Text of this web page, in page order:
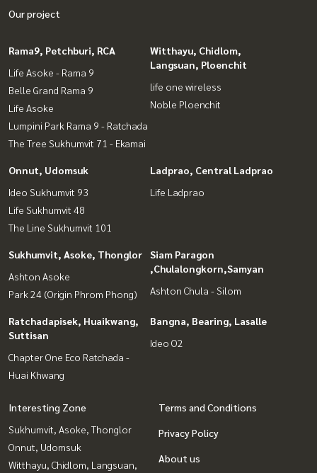
Our project
Rama9, Petchburi, RCA
Life Asoke - Rama 9
Belle Grand Rama 9
Life Asoke
Lumpini Park Rama 9 - Ratchada
The Tree Sukhumvit 71 - Ekamai
Witthayu, Chidlom,
Langsuan, Ploenchit
life one wireless
Noble Ploenchit
Onnut, Udomsuk
Ideo Sukhumvit 93
Life Sukhumvit 48
The Line Sukhumvit 101
Ladprao, Central Ladprao
Life Ladprao
Sukhumvit, Asoke, Thonglor
Ashton Asoke
Park 24 (Origin Phrom Phong)
Siam Paragon
,Chulalongkorn,Samyan
Ashton Chula - Silom
Ratchadapisek, Huaikwang,
Suttisan
Chapter One Eco Ratchada -
Huai Khwang
Bangna, Bearing, Lasalle
Ideo O2
Interesting Zone
Sukhumvit, Asoke, Thonglor
Onnut, Udomsuk
Witthayu, Chidlom, Langsuan,
Terms and Conditions
Privacy Policy
About us